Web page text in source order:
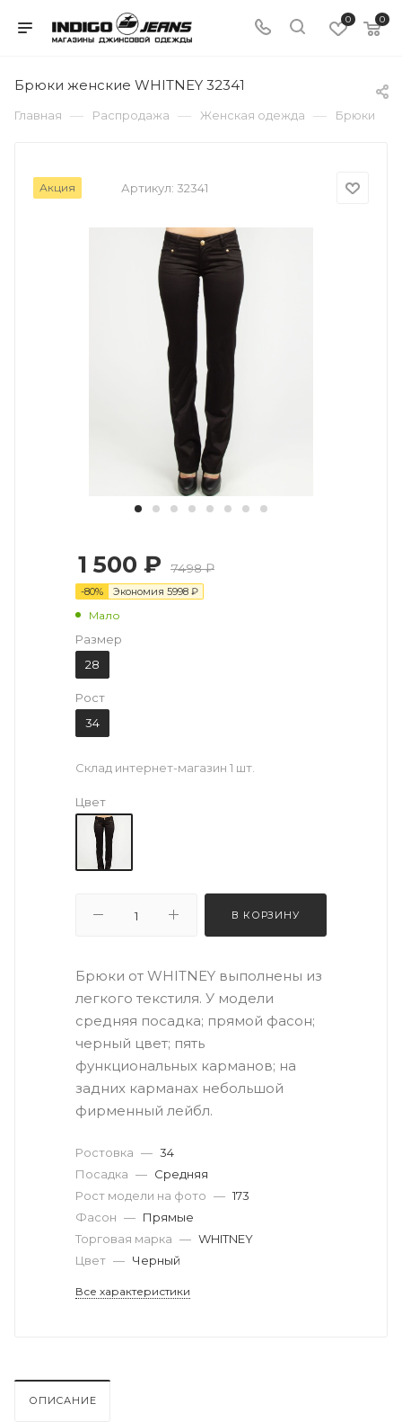
0 0
Брюки женские WHITNEY 32341
Главная — Распродажа — Женская одежда — Брюки
Акция Артикул: 32341
1 500 ₽ 7498 ₽
-80% Экономия 5998 ₽
Мало
Размер
28
Рост
34
Склад интернет-магазин 1 шт.
Цвет
В КОРЗИНУ
Брюки от WHITNEY выполнены из
легкого текстиля. У модели
средняя посадка; прямой фасон;
черный цвет; пять
функциональных карманов; на
задних карманах небольшой
фирменный лейбл.
Ростовка — 34
Посадка — Средняя
Рост модели на фото — 173
Фасон — Прямые
Торговая марка — WHITNEY
Цвет — Черный
Все характеристики
ОПИСАНИЕ